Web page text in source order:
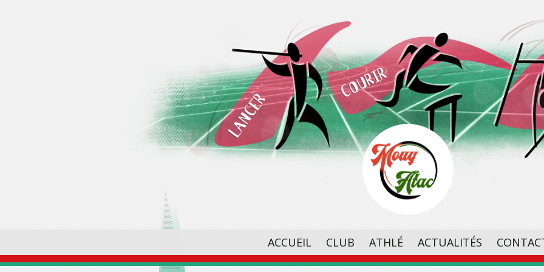
ACCUEIL CLUB ATHLÉ ACTUALITÉS